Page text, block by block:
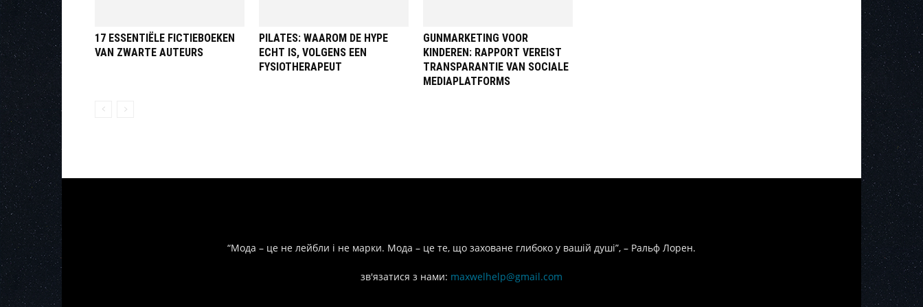
17 ESSENTIËLE FICTIEBOEKEN
VAN ZWARTE AUTEURS
PILATES: WAAROM DE HYPE
ECHT IS, VOLGENS EEN
FYSIOTHERAPEUT
GUNMARKETING VOOR
KINDEREN: RAPPORT VEREIST
TRANSPARANTIE VAN SOCIALE
MEDIAPLATFORMS
“Мода – це не лейбли і не марки. Мода – це те, що заховане глибоко у вашій душі”, – Ральф Лорен.
зв'язатися з нами: maxwelhelp@gmail.com